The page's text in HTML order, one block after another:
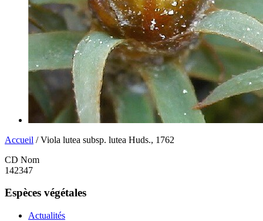
Accueil / Viola lutea subsp. lutea Huds., 1762
CD Nom
142347
Espèces végétales
Actualités